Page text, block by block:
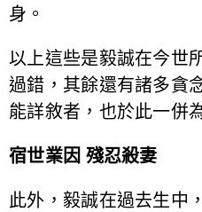
身。
以上這些是毅誠在今世
過錯，其餘還有諸多貪
能詳敘者，也於此一併
宿世業因 殘忍殺妻
此外，毅誠在過去生中